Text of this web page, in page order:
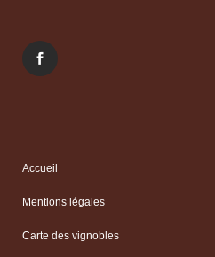
Accueil
Mentions légales
Carte des vignobles